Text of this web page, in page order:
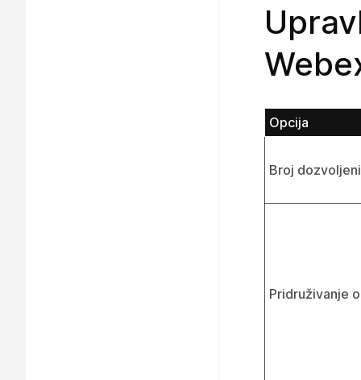
Opcija
Broj
Pridruživanje